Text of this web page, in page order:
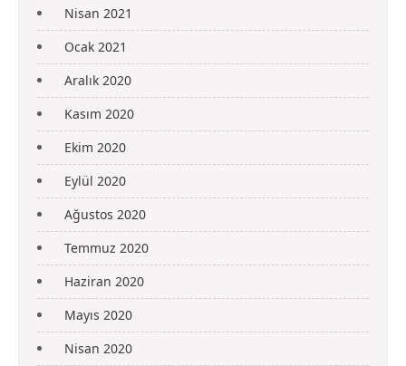
Nisan 2021
Ocak 2021
Aralık 2020
Kasım 2020
Ekim 2020
Eylül 2020
Ağustos 2020
Temmuz 2020
Haziran 2020
Mayıs 2020
Nisan 2020